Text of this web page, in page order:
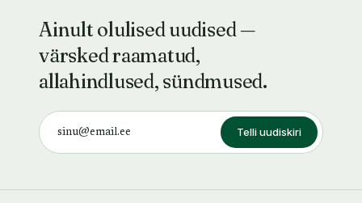
Ainult olulised uudised —
värsked raamatud,
allahindlused, sündmused.
Telli uudiskiri